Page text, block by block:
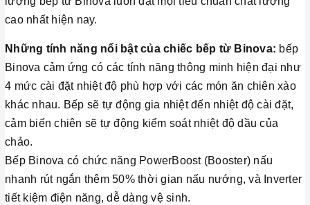
cao nhất hiện nay.
Những tính năng nổi bật của chiếc bếp từ Binova: bếp
Binova cảm ứng có các tính năng thông minh hiện đại như
4 mức cài đặt nhiệt độ phù hợp với các món ăn chiên xào
khác nhau. Bếp sẽ tự động gia nhiệt đến nhiệt độ cài đặt,
cảm biến chiên sẽ tự động kiểm soát nhiệt độ dầu của
chảo.
Bếp Binova có chức năng PowerBoost (Booster) nấu
nhanh rút ngắn thêm 50% thời gian nấu nướng, và Inverter
tiết kiệm điện năng, dễ dàng vệ sinh.